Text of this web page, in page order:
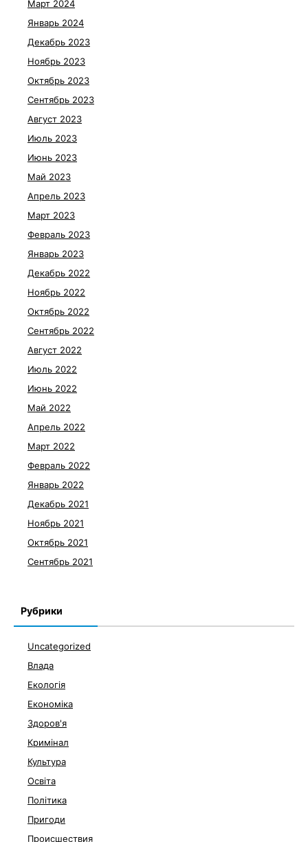
Март 2024
Январь 2024
Декабрь 2023
Ноябрь 2023
Октябрь 2023
Сентябрь 2023
Август 2023
Июль 2023
Июнь 2023
Май 2023
Апрель 2023
Март 2023
Февраль 2023
Январь 2023
Декабрь 2022
Ноябрь 2022
Октябрь 2022
Сентябрь 2022
Август 2022
Июль 2022
Июнь 2022
Май 2022
Апрель 2022
Март 2022
Февраль 2022
Январь 2022
Декабрь 2021
Ноябрь 2021
Октябрь 2021
Сентябрь 2021
Рубрики
Uncategorized
Влада
Екологія
Економіка
Здоров'я
Кримінал
Культура
Освіта
Політика
Пригоди
Происшествия